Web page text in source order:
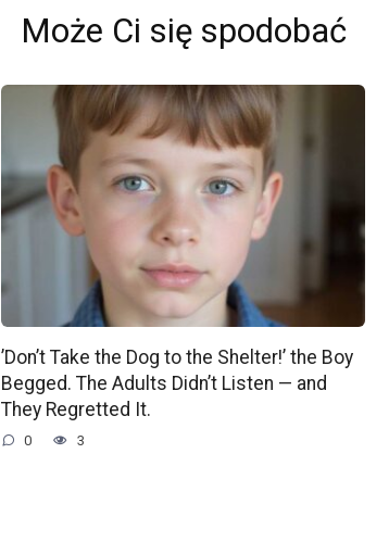
Może Ci się spodobać
’Don’t Take the Dog to the Shelter!’ the Boy
Begged. The Adults Didn’t Listen — and
They Regretted It.
0 3